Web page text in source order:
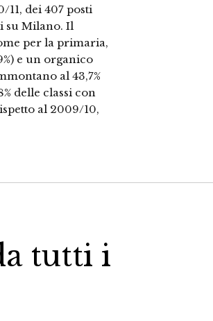
11, dei 407 posti
su Milano. Il
per la primaria,
e un organico
al 43,7%
delle classi con
al 2009/10,
tutti i